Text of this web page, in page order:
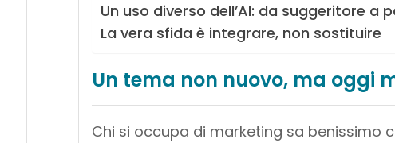
Un uso diverso dell’AI: da suggeritore a
La vera sfida è integrare, non sostituire
Un tema non nuovo, ma oggi
Chi si occupa di marketing sa benissimo